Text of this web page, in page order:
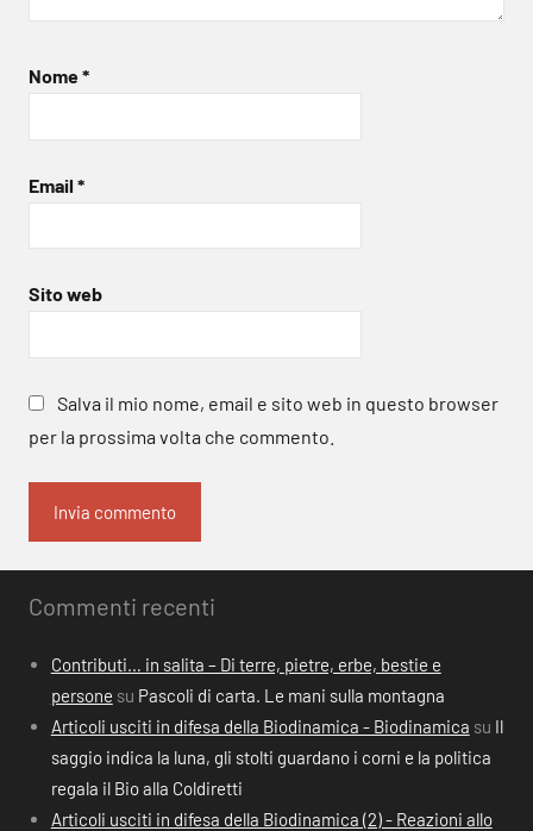
Nome*
Email *
Sito web
Salva il mio nome, email e sito web in questo browser
per la prossima volta che commento.
Commenti recenti
Contributi… in salita – Di terre, pietre, erbe, bestie e
persone su Pascoli di carta. Le mani sulla montagna
Articoli usciti in difesa della Biodinamica - Biodinamica su Il
saggio indica la luna, gli stolti guardano i corni e la politica
regala il Bio alla Coldiretti
Articoli usciti in difesa della Biodinamica (2) - Reazioni allo